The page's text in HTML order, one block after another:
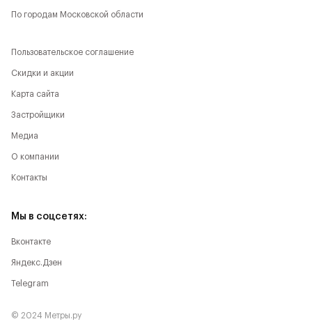
По городам Московской области
Пользовательское соглашение
Скидки и акции
Карта сайта
Застройщики
Медиа
О компании
Контакты
Мы в соцсетях:
Вконтакте
Яндекс.Дзен
Telegram
© 2024 Метры.ру